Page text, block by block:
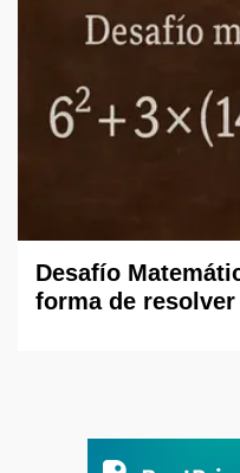
Desafío
forma de resolver